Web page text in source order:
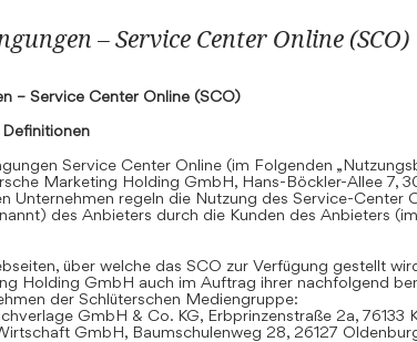
– Service Center Online (SCO)
– Service Center Online (SCO)
Service Center Online (im Folgenden
Marketing Holding GmbH, Hans-Böckler-Allee 7,
Unternehmen regeln die Nutzung des Service-Center
des Anbieters durch die Kunden des Anbieters
über welche das SCO zur Verfügung gestellt
Holding GmbH auch im Auftrag ihrer nachfolgend
der Schlüterschen Mediengruppe:
GmbH & Co. KG, Erbprinzenstraße 2a, 76133
GmbH, Baumschulenweg 28, 26127